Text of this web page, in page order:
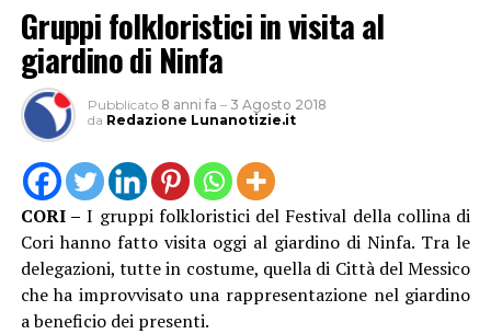
Gruppi folkloristici in visita al
giardino di Ninfa
Pubblicato 8 anni fa – 3 Agosto 2018
da Redazione Lunanotizie.it
CORI – I gruppi folkloristici del Festival della collina di
Cori hanno fatto visita oggi al giardino di Ninfa. Tra le
delegazioni, tutte in costume, quella di Città del Messico
che ha improvvisato una rappresentazione nel giardino
a beneficio dei presenti.